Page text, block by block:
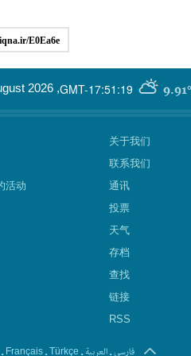
E0Ea6e
GMT-17:51:19 9.91°
2026 ,
活动
关于我们
联系我们
通讯
投票
天气
存档
查找
链接
RSS
. Français .Türkçe .العربیة.فارسی